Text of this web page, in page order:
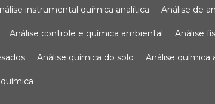
análise instrumental química analítica análise de
análise controle e química ambiental análise
análise química do solo análise química
química